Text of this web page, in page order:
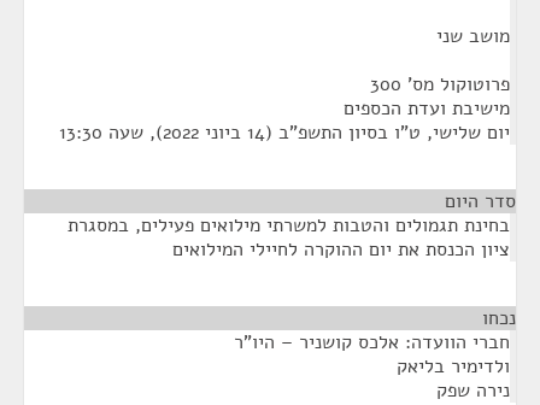
מושב שני
פרוטוקול מס' 300
מישיבת ועדת הכספים
יום שלישי, ט"ו בסיון התשפ"ב (14 ביוני 2022), שעה 13:30
סדר היום
בחינת תגמולים והטבות למשרתי מילואים פעילים, במסגרת
ציון הכנסת את יום ההוקרה לחיילי המילואים
נכחו
חברי הוועדה: אלכס קושניר – היו"ר
ולדימיר בליאק
נירה שפק